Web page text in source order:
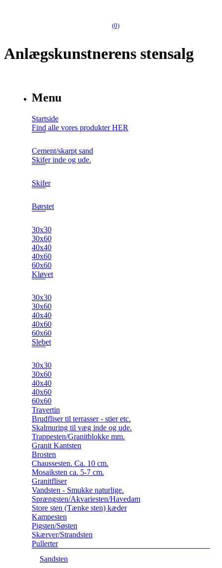
(0)
Anlægskunstnerens stensalg
Menu
Startside
Find alle vores produkter HER
Cement/skarpt sand
Skifer inde og ude.
Skifer
Børstet
30x30
30x60
40x40
40x60
60x60
Kløvet
30x30
30x60
40x40
40x60
60x60
Slebet
30x30
30x60
40x40
40x60
60x60
Travertin
Brudfliser til terrasser - stier etc.
Skalmuring til væg inde og ude.
Trappesten/Granitblokke mm.
Granit Kantsten
Brosten
Chaussesten. Ca. 10 cm.
Mosaiksten ca. 5-7 cm.
Granitfliser
Vandsten - Smukke naturlige.
Sprængsten/Akvariesten/Havedam
Store sten (Tænke sten) kæder
Kampesten
Pigsten/Søsten
Skærver/Strandsten
Pullerter
Sandsten